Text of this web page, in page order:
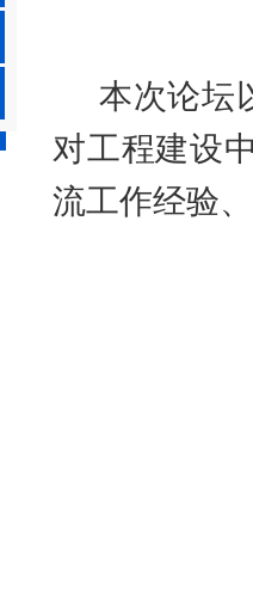
本次论坛
对工程建设
流工作经验